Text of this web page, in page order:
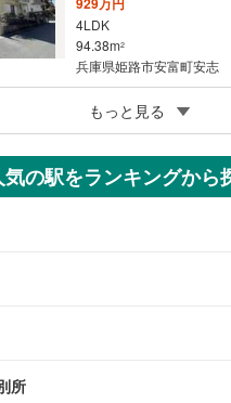
4LDK
94.38m2
兵庫県姫路市安富町安志
姫路市夢前町菅生澗
480万円
4DK
80.01m2
兵庫県姫路市夢前町菅生澗
もっと見る
の駅をランキングから
所